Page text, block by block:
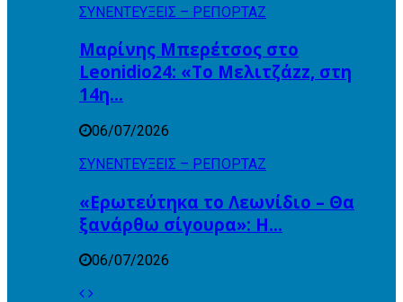
ΣΥΝΕΝΤΕΥΞΕΙΣ – ΡΕΠΟΡΤΑΖ
Μαρίνης Μπερέτσος στο
Leonidio24: «Το Μελιτζάzz, στη
14η…
06/07/2026
ΣΥΝΕΝΤΕΥΞΕΙΣ – ΡΕΠΟΡΤΑΖ
«Ερωτεύτηκα το Λεωνίδιο – Θα
ξανάρθω σίγουρα»: Η…
06/07/2026